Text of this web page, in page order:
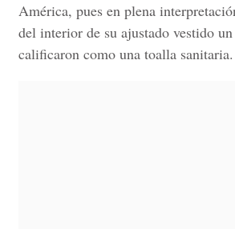
América, pues en plena
del interior de su ajustado vestido
calificaron como una toalla sanitaria.